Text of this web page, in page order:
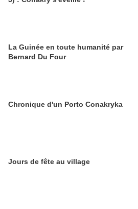
La Guinée en toute humanité par
Bernard Du Four
Chronique d'un Porto Conakryka
Jours de fête au village